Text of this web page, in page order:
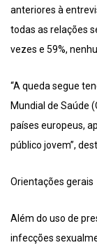
anteriores à
todas as relações
vezes e 59%,
“A queda segue
Mundial de Saúde
países europeus,
público jovem”,
Orientações gerais
Além do uso de
infecções